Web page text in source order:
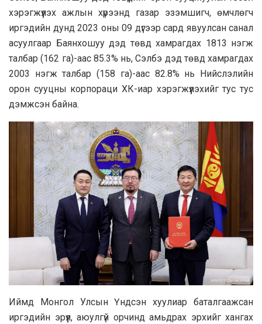
хэрэгжүүлэх ажлын хүрээнд газар эзэмшигч, өмчлөгч
иргэдийн дунд 2023 оны 09 дүгээр сард явуулсан санал
асуулгаар Баянхошуу дэд төвд хамрагдах 1813 нэгж
талбар (162 га)-аас 85.3% нь, Сэлбэ дэд төвд хамрагдах
2003 нэгж талбар (158 га)-аас 82.8% нь Нийслэлийн
орон сууцны корпораци ХК-иар хэрэгжүүлэхийг тус тус
дэмжсэн байна.
Иймд Монгол Улсын Үндсэн хуулиар баталгаажсан
иргэдийн эрүүл, аюулгүй орчинд амьдрах эрхийг хангах